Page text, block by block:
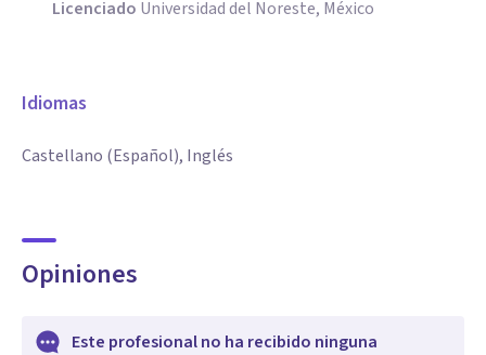
Licenciado Universidad del Noreste, México
Idiomas
Castellano (Español), Inglés
Opiniones
Este profesional no ha recibido ninguna